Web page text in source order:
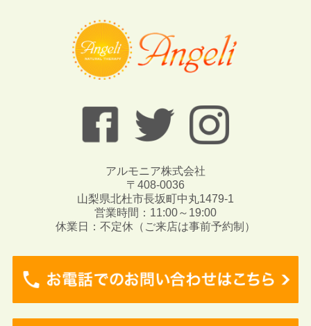
アルモニア株式会社
〒408-0036
山梨県北杜市長坂町中丸1479-1
営業時間：11:00～19:00
休業日：不定休（ご来店は事前予約制）